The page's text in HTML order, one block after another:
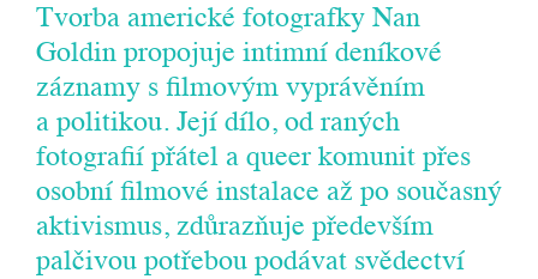
Tvorba americké fotografky Nan
Goldin propojuje intimní deníkové
záznamy s filmovým vyprávěním
a politikou. Její dílo, od raných
fotografií přátel a queer komunit přes
osobní filmové instalace až po současný
aktivismus, zdůrazňuje především
palčivou potřebou podávat svědectví